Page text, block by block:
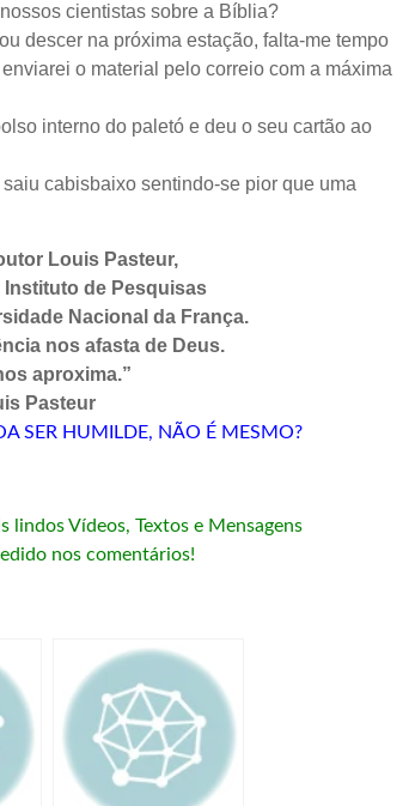
cientistas sobre a Bíblia?
descer na próxima estação, falta-me tempo
o material pelo correio com a máxima
interno do paletó e deu o seu cartão ao
cabisbaixo sentindo-se pior que uma
Louis Pasteur,
Instituto de Pesquisas
Nacional da França.
nos afasta de Deus.
aproxima.”
Pasteur
SER HUMILDE, NÃO É MESMO?
lindos Vídeos, Textos e Mensagens
nos comentários!